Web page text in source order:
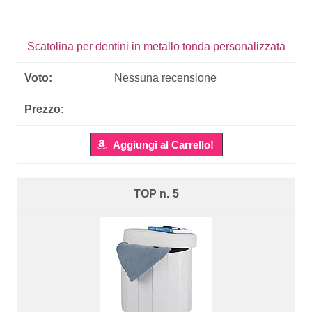
Scatolina per dentini in metallo tonda personalizzata
Nessuna recensione
Aggiungi al Carrello!
5